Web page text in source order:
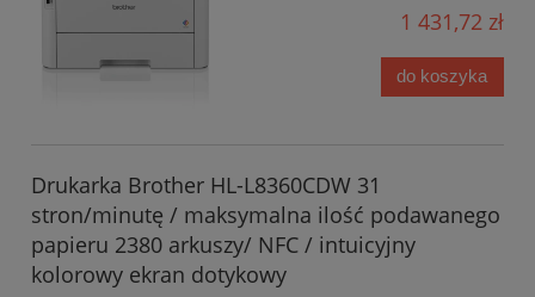
1 431,72 zł
do koszyka
Drukarka Brother HL-L8360CDW 31
stron/minutę / maksymalna ilość podawanego
papieru 2380 arkuszy/ NFC / intuicyjny
kolorowy ekran dotykowy